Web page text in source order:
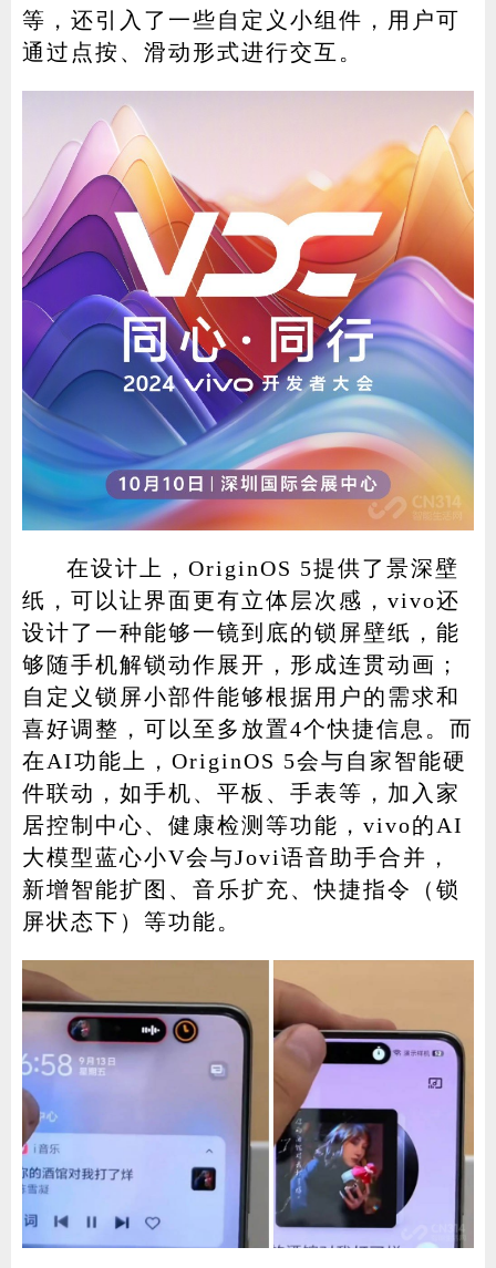
等，还引入了一些自定义小组件，用户可
通过点按、滑动形式进行交互。
在设计上，OriginOS 5提供了景深壁
纸，可以让界面更有立体层次感，vivo还
设计了一种能够一镜到底的锁屏壁纸，能
够随手机解锁动作展开，形成连贯动画；
自定义锁屏小部件能够根据用户的需求和
喜好调整，可以至多放置4个快捷信息。而
在AI功能上，OriginOS 5会与自家智能硬
件联动，如手机、平板、手表等，加入家
居控制中心、健康检测等功能，vivo的AI
大模型蓝心小V会与Jovi语音助手合并，
新增智能扩图、音乐扩充、快捷指令（锁
屏状态下）等功能。